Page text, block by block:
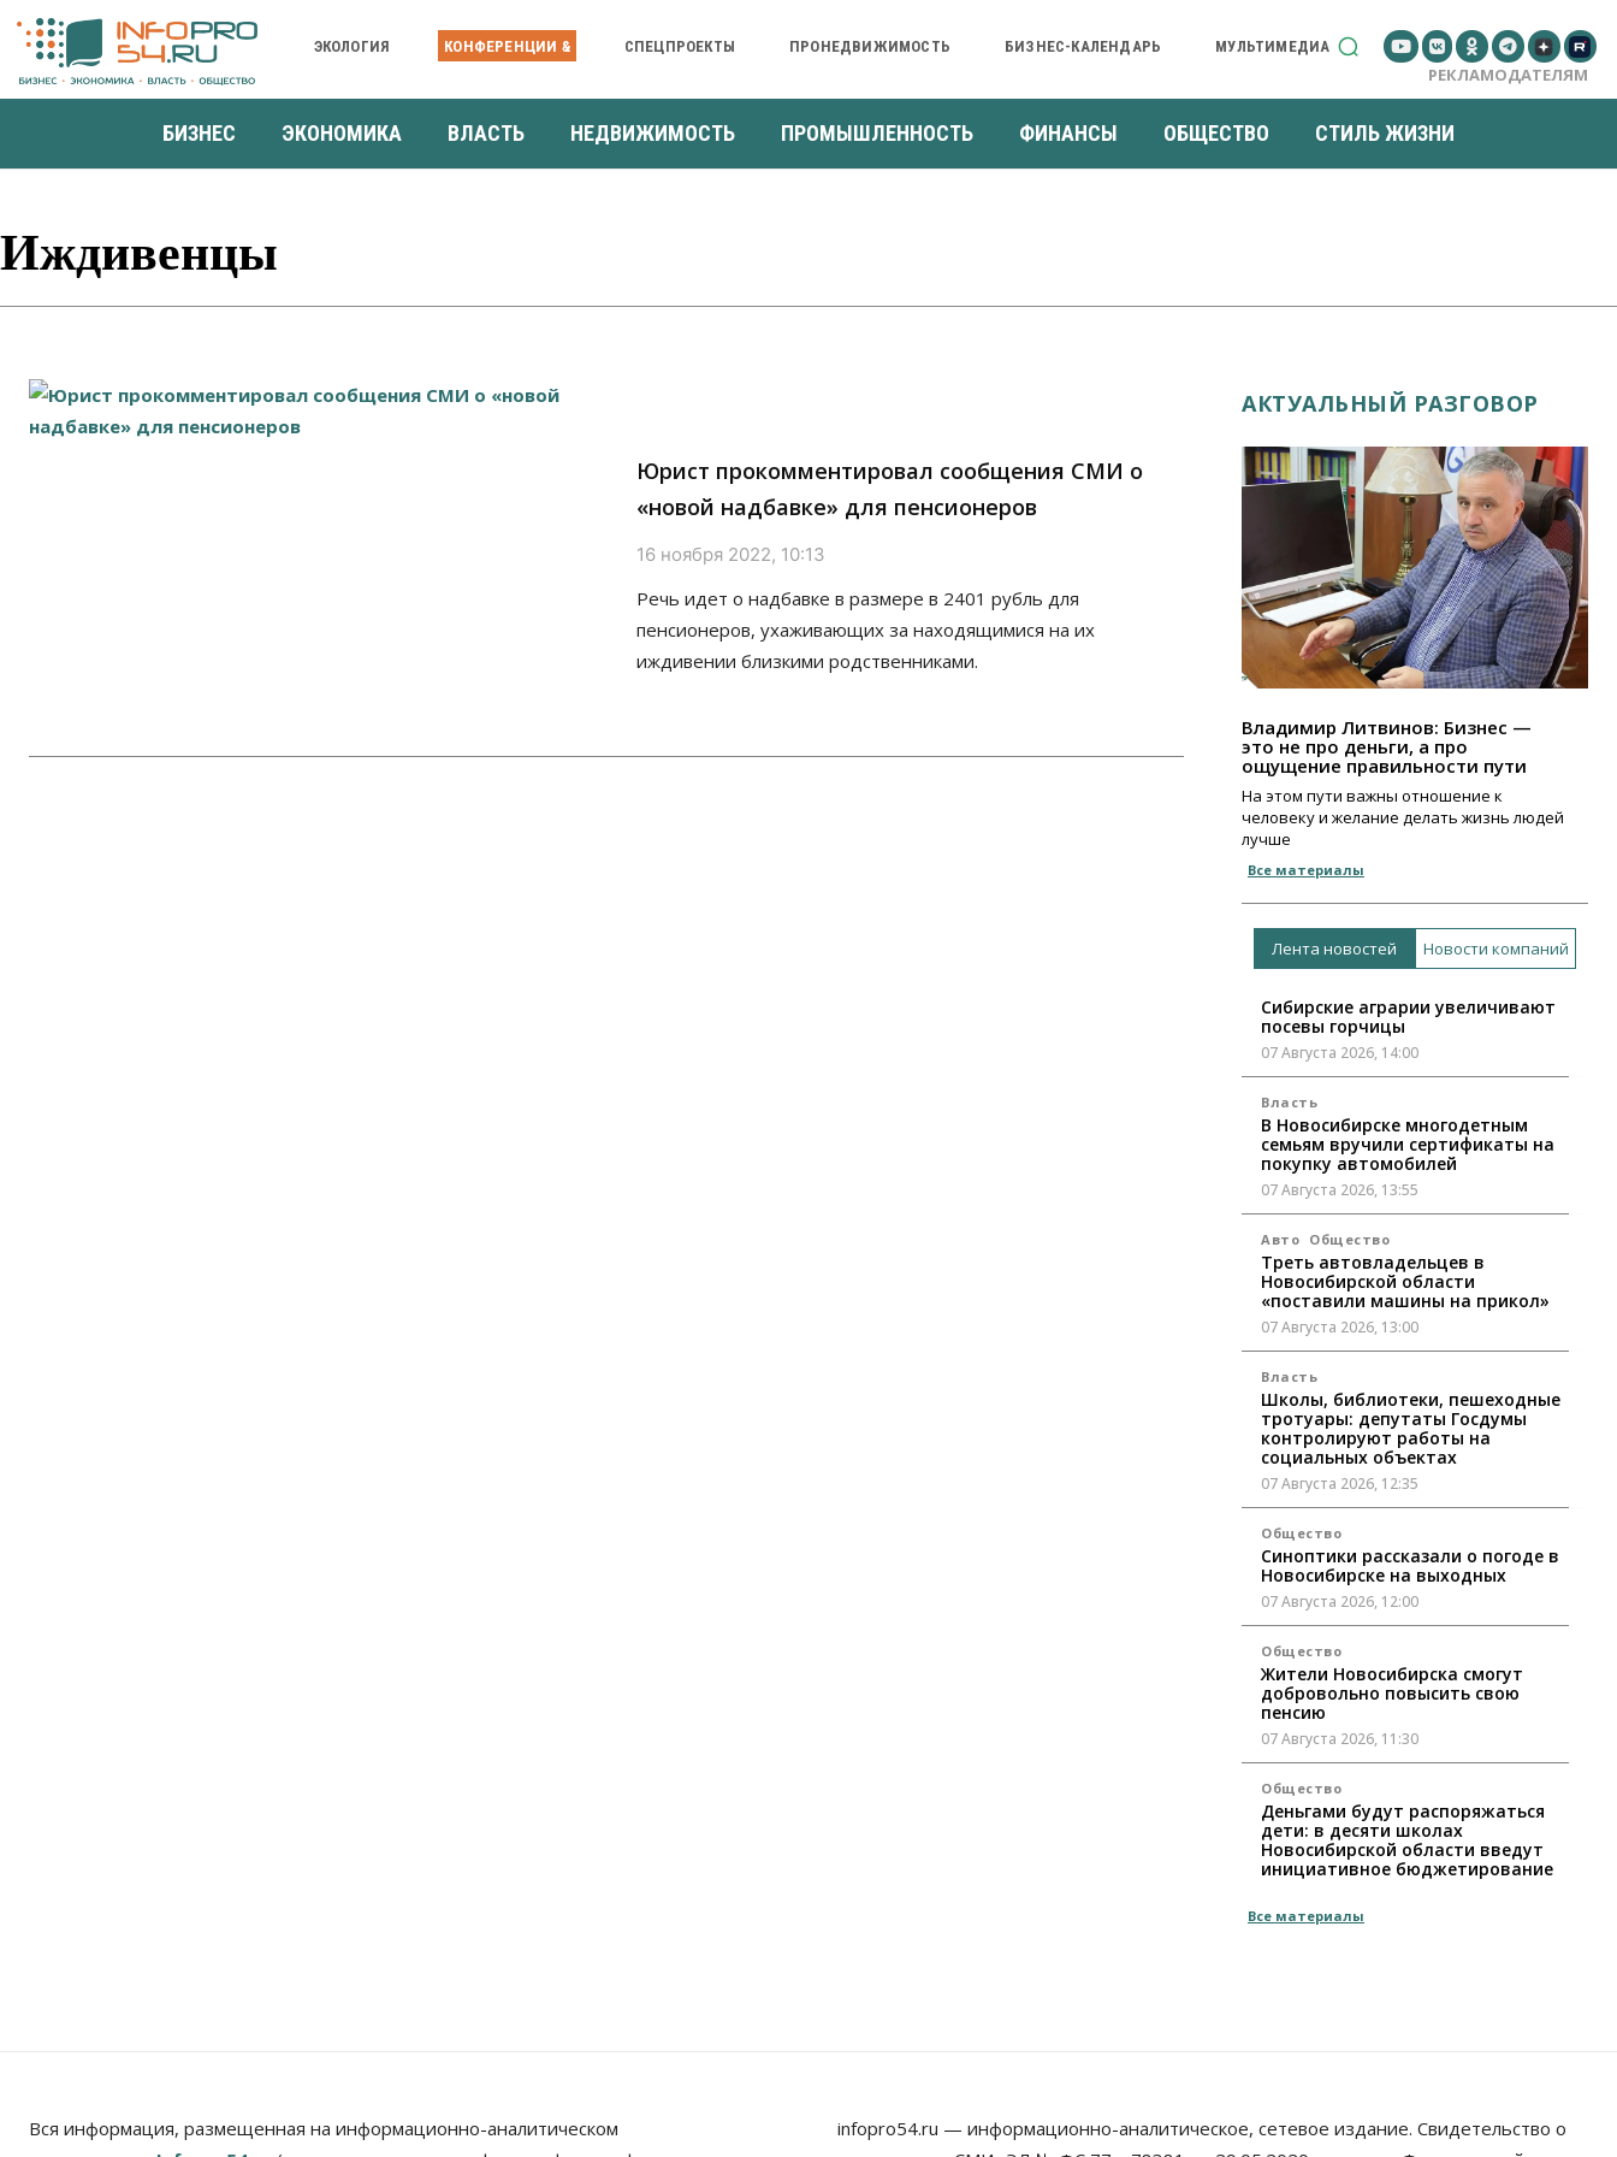
ЭКОЛОГИЯ КОНФЕРЕНЦИИ & СПЕЦПРОЕКТЫ ПРОНЕДВИЖИМОСТЬ БИЗНЕС-КАЛЕНДАРЬ МУЛЬТИМЕДИА
РЕКЛАМОДАТЕЛЯМ
БИЗНЕС ЭКОНОМИКА ВЛАСТЬ НЕДВИЖИМОСТЬ ПРОМЫШЛЕННОСТЬ ФИНАНСЫ ОБЩЕСТВО СТИЛЬ ЖИЗНИ
Иждивенцы
Юрист прокомментировал сообщения СМИ о
«новой надбавке» для пенсионеров
16 ноября 2022, 10:13
Речь идет о надбавке в размере в 2401 рубль для
пенсионеров, ухаживающих за находящимися на их
иждивении близкими родственниками.
АКТУАЛЬНЫЙ РАЗГОВОР
Владимир Литвинов: Бизнес —
это не про деньги, а про
ощущение правильности пути
На этом пути важны отношение к
человеку и желание делать жизнь людей
лучше
Все материалы
Лента новостей Новости компаний
Сибирские аграрии увеличивают
посевы горчицы
07 Августа 2026, 14:00
Власть
В Новосибирске многодетным
семьям вручили сертификаты на
покупку автомобилей
07 Августа 2026, 13:55
Авто Общество
Треть автовладельцев в
Новосибирской области
«поставили машины на прикол»
07 Августа 2026, 13:00
Власть
Школы, библиотеки, пешеходные
тротуары: депутаты Госдумы
контролируют работы на
социальных объектах
07 Августа 2026, 12:35
Общество
Синоптики рассказали о погоде в
Новосибирске на выходных
07 Августа 2026, 12:00
Общество
Жители Новосибирска смогут
добровольно повысить свою
пенсию
07 Августа 2026, 11:30
Общество
Деньгами будут распоряжаться
дети: в десяти школах
Новосибирской области введут
инициативное бюджетирование
повлияли на урожай в
Новосибирской области, но
Все материалы
Вся информация, размещенная на информационно-аналитическом
infopro54.ru — информационно-аналитическое, сетевое издание. Свидетельство о